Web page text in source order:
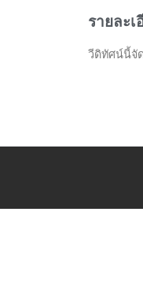
รายละเ
วีดิทัศน์นี้จั